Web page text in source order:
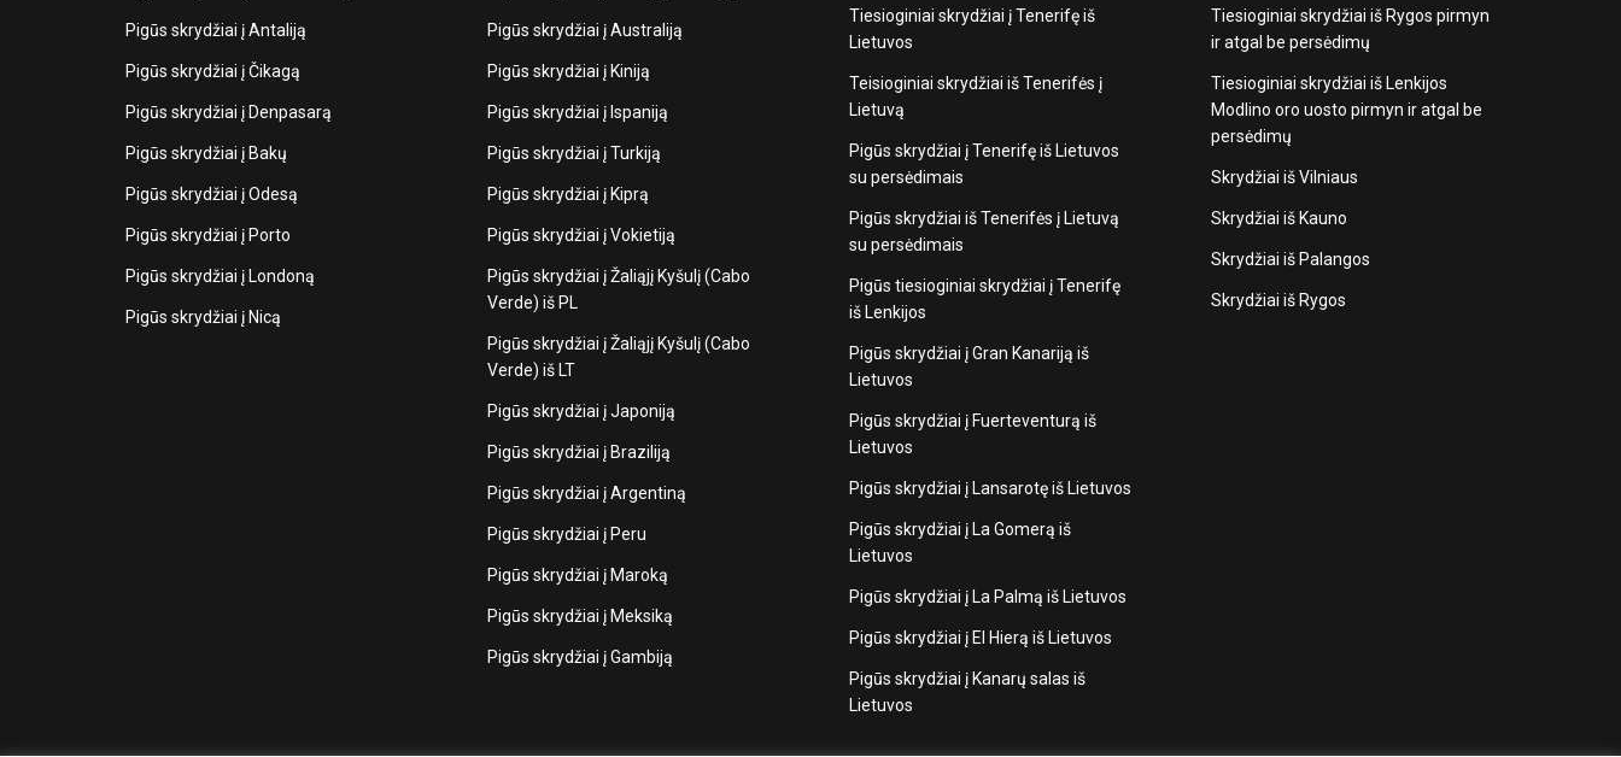
Pigūs skrydžiai į Antaliją
Pigūs skrydžiai į Čikagą
Pigūs skrydžiai į Denpasarą
Pigūs skrydžiai į Bakų
Pigūs skrydžiai į Odesą
Pigūs skrydžiai į Porto
Pigūs skrydžiai į Londoną
Pigūs skrydžiai į Nicą
Pigūs skrydžiai į Australiją
Pigūs skrydžiai į Kiniją
Pigūs skrydžiai į Ispaniją
Pigūs skrydžiai į Turkiją
Pigūs skrydžiai į Kiprą
Pigūs skrydžiai į Vokietiją
Pigūs skrydžiai į Žaliąjį Kyšulį (Cabo
Verde) iš PL
Pigūs skrydžiai į Žaliąjį Kyšulį (Cabo
Verde) iš LT
Pigūs skrydžiai į Japoniją
Pigūs skrydžiai į Braziliją
Pigūs skrydžiai į Argentiną
Pigūs skrydžiai į Peru
Pigūs skrydžiai į Maroką
Pigūs skrydžiai į Meksiką
Pigūs skrydžiai į Gambiją
Tiesioginiai skrydžiai į Tenerifę iš
Lietuvos
Teisioginiai skrydžiai iš Tenerifės į
Lietuvą
Pigūs skrydžiai į Tenerifę iš Lietuvos
su persėdimais
Pigūs skrydžiai iš Tenerifės į Lietuvą
su persėdimais
Pigūs tiesioginiai skrydžiai į Tenerifę
iš Lenkijos
Pigūs skrydžiai į Gran Kanariją iš
Lietuvos
Pigūs skrydžiai į Fuerteventurą iš
Lietuvos
Pigūs skrydžiai į Lansarotę iš Lietuvos
Pigūs skrydžiai į La Gomerą iš
Lietuvos
Pigūs skrydžiai į La Palmą iš Lietuvos
Pigūs skrydžiai į El Hierą iš Lietuvos
Pigūs skrydžiai į Kanarų salas iš
Lietuvos
Tiesioginiai skrydžiai iš Rygos pirmyn
ir atgal be persėdimų
Tiesioginiai skrydžiai iš Lenkijos
Modlino oro uosto pirmyn ir atgal be
persėdimų
Skrydžiai iš Vilniaus
Skrydžiai iš Kauno
Skrydžiai iš Palangos
Skrydžiai iš Rygos